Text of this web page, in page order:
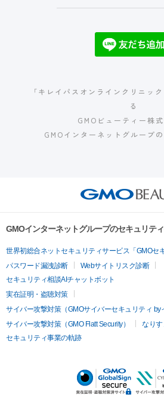
「キレイパスオンラインクリニッ
る
GMOビューティー株
GMOインターネットグループの
GMOインターネットグループのセキュリテ
世界初総合ネットセキュリティサービス「GMOセ
パスワード漏洩診断
Webサイトリスク診断
セキュリティ相談AIチャットボット
実在証明・盗聴対策
サイバー攻撃対策（GMOサイバーセキュリティ by
サイバー攻撃対策（GMO Flatt Security）
なり
セキュリティ事業の軌跡